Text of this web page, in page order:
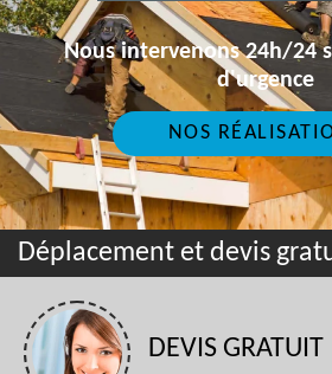
Nous intervenons 24h/24
d'urgence
NOS
Déplacement et devis
DEVIS GRATUIT